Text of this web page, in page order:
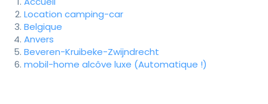
Location camping-car
Belgique
Anvers
Beveren-Kruibeke-Zwijndrecht
mobil-home alcôve luxe (Automatique !)